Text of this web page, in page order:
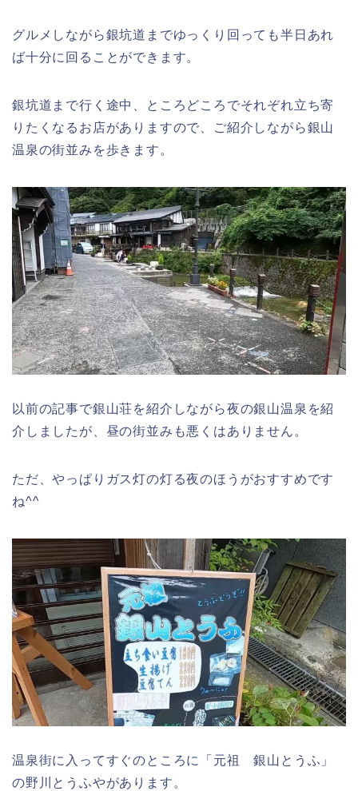
グルメしながら銀坑道までゆっくり回っても半日あれ
ば十分に回ることができます。
銀坑道まで行く途中、ところどころでそれぞれ立ち寄
りたくなるお店がありますので、ご紹介しながら銀山
温泉の街並みを歩きます。
以前の記事で銀山荘を紹介しながら夜の銀山温泉を紹
介しましたが、昼の街並みも悪くはありません。
ただ、やっぱりガス灯の灯る夜のほうがおすすめです
ね^^
温泉街に入ってすぐのところに「元祖 銀山とうふ」
の野川とうふやがあります。